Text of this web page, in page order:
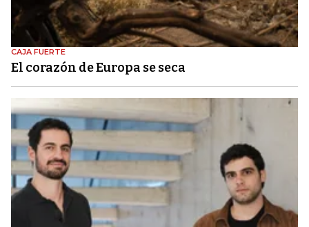
CAJA FUERTE
El corazón de Europa se seca